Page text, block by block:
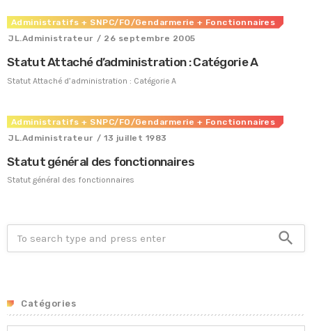
Tous nos journaux
Derniers articles
Fiche technique : Nouvelles procédures médicales
9 juillet 2026
Communiqué FORTES CHALEURS
3 juillet 2026
CSA-GN du 29 juin 2026
Administratifs + SNPC/FO/Gendarmerie + Fonctionnaires
JL.Administrateur / 26 septembre 2005
Statut Attaché d’administration : Catégorie A
Statut Attaché d’administration : Catégorie A
Administratifs + SNPC/FO/Gendarmerie + Fonctionnaires
JL.Administrateur / 13 juillet 1983
Statut général des fonctionnaires
Statut général des fonctionnaires
search
Catégories